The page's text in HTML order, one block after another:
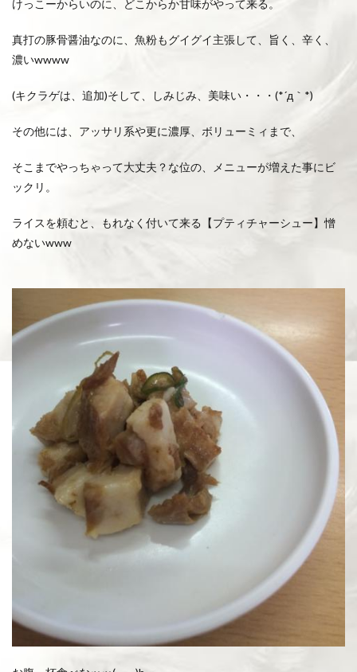
けっこーからいのに、どこからか甘味がやって来る。
真打の豚骨醤油なのに、魚粉もグイグイ主張して、旨く、辛く、
濃いwwww
(キクラゲは、追加)そして、しみじみ、美味い・・・(*´д｀*)
その他には、アッサリ系や更に濃厚、ボリューミィまで、
そこまでやっちゃって大丈夫？な位の、メニューが増えた事にビ
ックリ。
ライスを頼むと、もれなく付いて来る【プティチャーシュー】憎
めないwww